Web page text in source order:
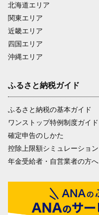
北海道エリア
関東エリア
近畿エリア
四国エリア
沖縄エリア
ふるさと納税ガイド
ふるさと納税の基本ガイド
ワンストップ特例制度ガイド
確定申告のしかた
控除上限額シミュレーション
年金受給者・自営業者の方へ